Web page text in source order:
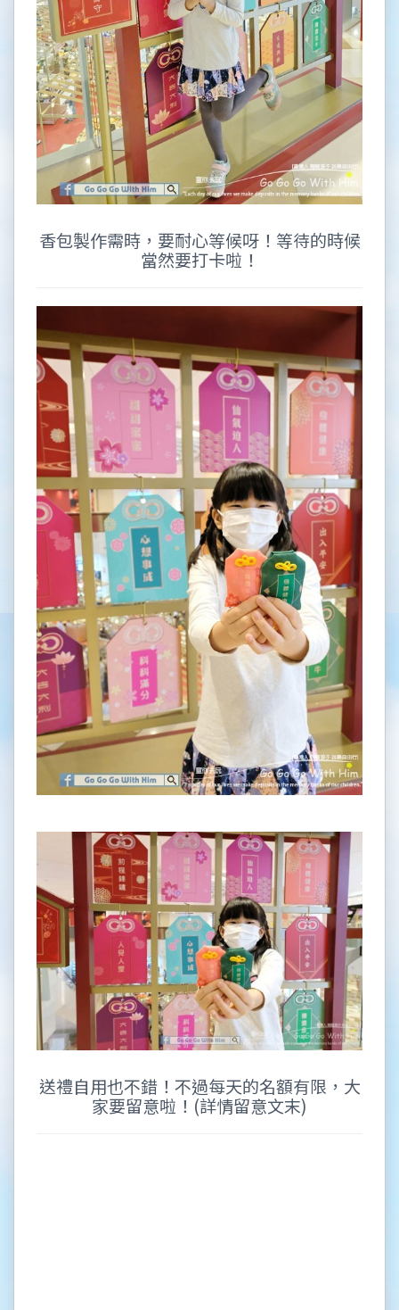
香包製作需時，要耐心等候呀！等待的時候
當然要打卡啦！
送禮自用也不錯！不過每天的名額有限，大
家要留意啦！(詳情留意文末)